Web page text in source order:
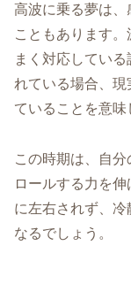
高波に乗る夢は
こともあります
まく対応してい
れている場合、
ていることを意味
この時期は、自
ロールする力を
に左右されず、
なるでしょう。